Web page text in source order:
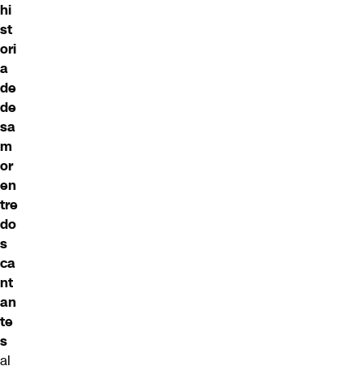
hi
st
ori
a
de
de
sa
m
or
en
tre
do
s
ca
nt
an
te
s
al